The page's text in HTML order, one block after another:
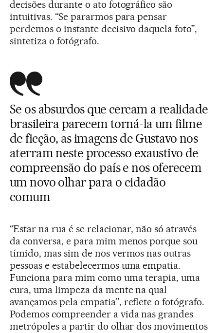
decisões durante o ato fotográfico são
intuitivas. “Se pararmos para pensar
perdemos o instante decisivo daquela foto”,
sintetiza o fotógrafo.
Se os absurdos que cercam a realidade
brasileira parecem torná-la um filme
de ficção, as imagens de Gustavo nos
aterram neste processo exaustivo de
compreensão do país e nos oferecem
um novo olhar para o cidadão
comum
“Estar na rua é se relacionar, não só através
da conversa, e para mim menos porque sou
tímido, mas sim de nos vermos nas outras
pessoas e estabelecermos uma empatia.
Funciona para mim como uma terapia, uma
cura, uma limpeza da mente na qual
avançamos pela empatia”, reflete o fotógrafo.
Podemos compreender a vida nas grandes
metrópoles a partir do olhar dos movimentos